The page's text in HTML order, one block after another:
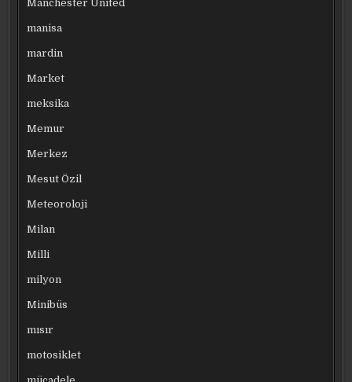
Manchester United
manisa
mardin
Market
meksika
Memur
Merkez
Mesut Özil
Meteoroloji
Milan
Milli
milyon
Minibüs
mısır
motosiklet